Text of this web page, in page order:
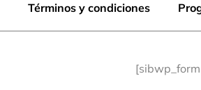
Términos y condiciones